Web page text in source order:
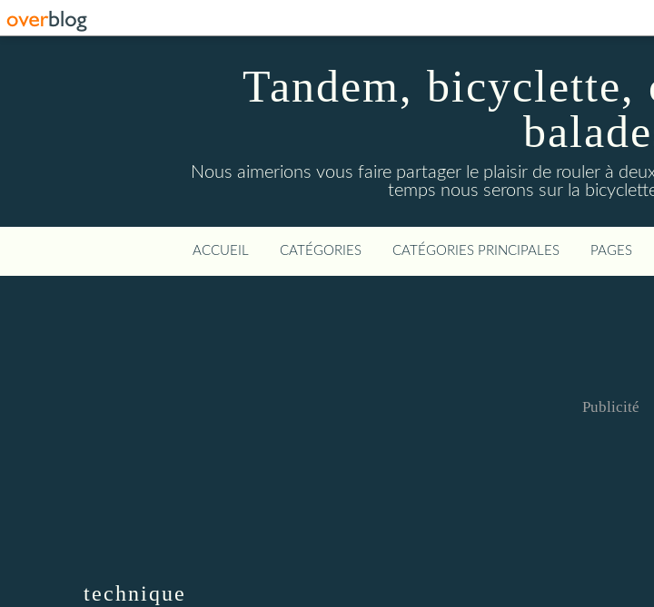
Tandem,
Nous aimerions vous faire partager le plaisir de rouler à
temps nous serons sur la
ACCUEIL CATÉGORIES CATÉGORIES PRINCIPALES PAGES
Publicité
technique